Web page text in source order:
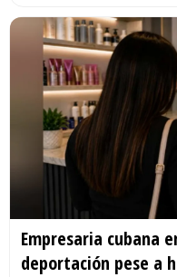
Empresaria cubana
deportación pese a